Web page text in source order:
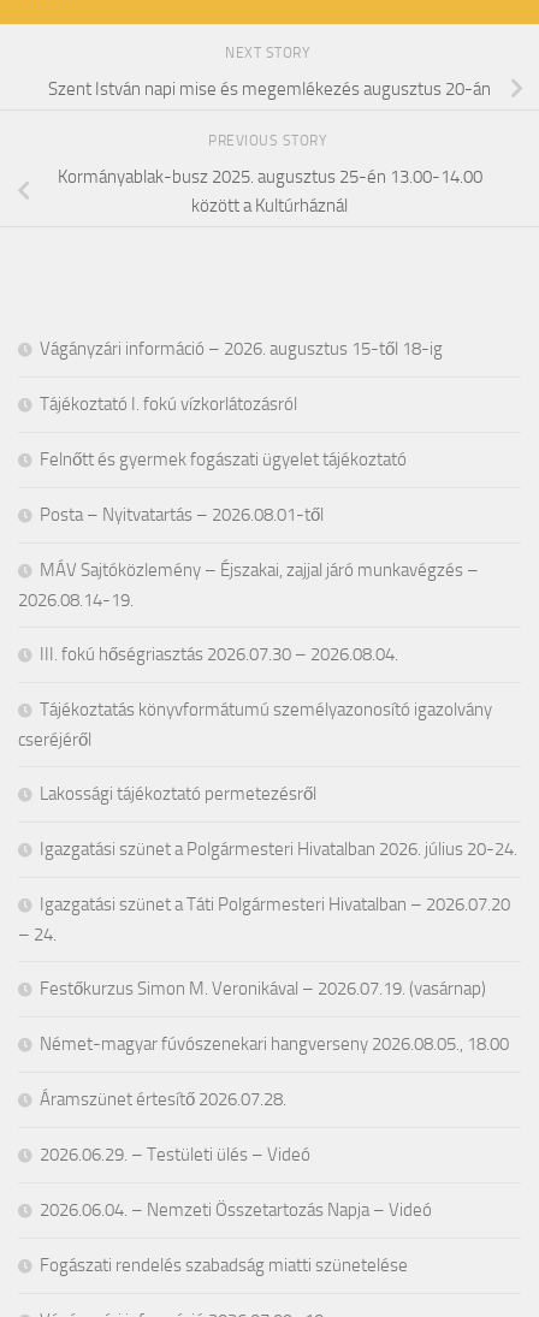
NEXT STORY
Szent István napi mise és megemlékezés augusztus 20-án
PREVIOUS STORY
Kormányablak-busz 2025. augusztus 25-én 13.00-14.00
között a Kultúrháznál
Vágányzári információ – 2026. augusztus 15-től 18-ig
Tájékoztató I. fokú vízkorlátozásról
Felnőtt és gyermek fogászati ügyelet tájékoztató
Posta – Nyitvatartás – 2026.08.01-től
MÁV Sajtóközlemény – Éjszakai, zajjal járó munkavégzés –
2026.08.14-19.
III. fokú hőségriasztás 2026.07.30 – 2026.08.04.
Tájékoztatás könyvformátumú személyazonosító igazolvány
cseréjéről
Lakossági tájékoztató permetezésről
Igazgatási szünet a Polgármesteri Hivatalban 2026. július 20-24.
Igazgatási szünet a Táti Polgármesteri Hivatalban – 2026.07.20
– 24.
Festőkurzus Simon M. Veronikával – 2026.07.19. (vasárnap)
Német-magyar fúvószenekari hangverseny 2026.08.05., 18.00
Áramszünet értesítő 2026.07.28.
2026.06.29. – Testületi ülés – Videó
2026.06.04. – Nemzeti Összetartozás Napja – Videó
Fogászati rendelés szabadság miatti szünetelése